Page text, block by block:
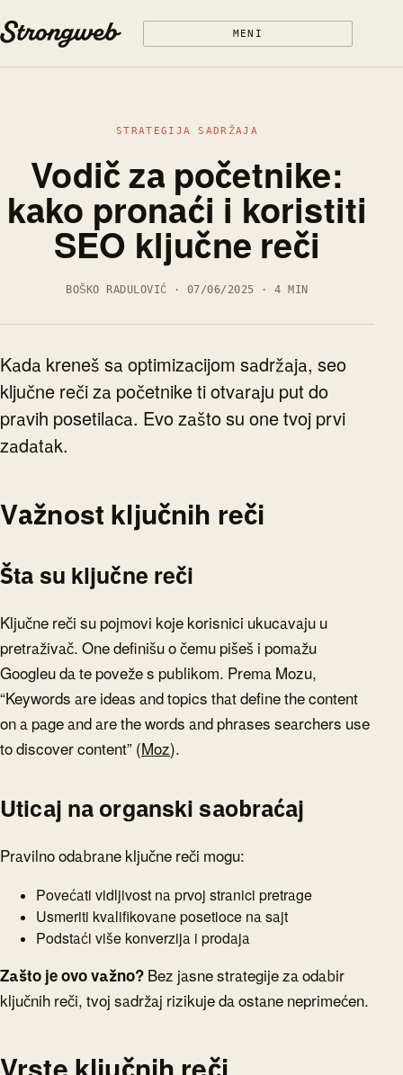
MENI
STRATEGIJA SADRŽAJA
Vodič za početnike:
kako pronaći i koristiti
SEO ključne reči
BOŠKO RADULOVIĆ · 07/06/2025 · 4 MIN
Kada kreneš sa optimizacijom sadržaja, seo
ključne reči za početnike ti otvaraju put do
pravih posetilaca. Evo zašto su one tvoj prvi
zadatak.
Važnost ključnih reči
Šta su ključne reči
Ključne reči su pojmovi koje korisnici ukucavaju u
pretraživač. One definišu o čemu pišeš i pomažu
Googleu da te poveže s publikom. Prema Mozu,
“Keywords are ideas and topics that define the content
on a page and are the words and phrases searchers use
to discover content” (Moz).
Uticaj na organski saobraćaj
Pravilno odabrane ključne reči mogu:
Povećati vidljivost na prvoj stranici pretrage
Usmeriti kvalifikovane posetioce na sajt
Podstaći više konverzija i prodaja
Zašto je ovo važno? Bez jasne strategije za odabir
ključnih reči, tvoj sadržaj rizikuje da ostane neprimećen.